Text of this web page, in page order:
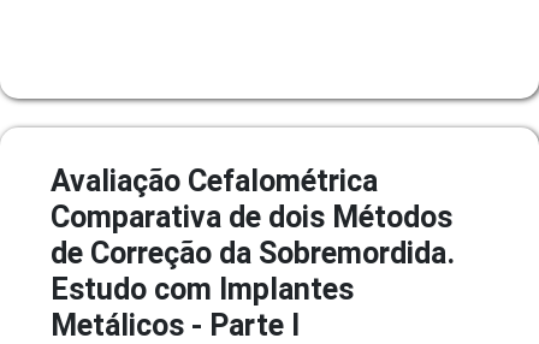
Avaliação Cefalométrica
Comparativa de dois Métodos
de Correção da Sobremordida.
Estudo com Implantes
Metálicos - Parte I